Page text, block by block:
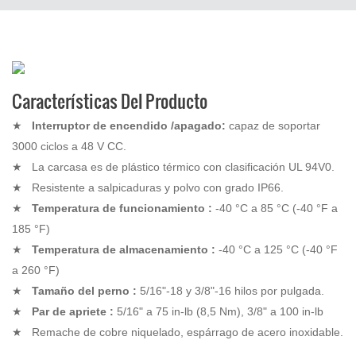
Características Del Producto
★ Interruptorde encendido /apagado: capaz de soportar
3000 ciclos a 48 V CC.
★
La carcasa es de plástico térmico con clasificación UL 94V0.
★
Resistente a salpicaduras y polvo con grado IP66.
★
Temperatura de funcionamiento : -40 °C a 85 °C (-40 °F a
185 °F)
★
Temperatura de almacenamiento : -40 °C a 125 °C (-40 °F
a 260 °F)
★
Tamaño del perno : 5/16"-18 y 3/8"-16 hilos por pulgada.
★
Parde apriete : 5/16" a 75 in-lb (8,5 Nm), 3/8" a 100 in-lb
★
Remache de cobre niquelado, espárrago de acero inoxidable.